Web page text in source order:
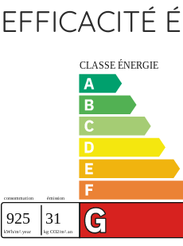
EFFICACITÉ